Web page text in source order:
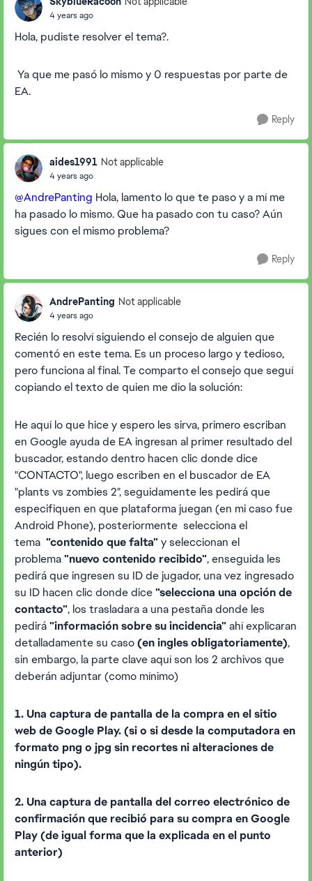
4 years ago
Hola, pudiste resolver el tema?.
Ya que me pasó lo mismo y 0 respuestas por parte de
EA.
Reply
aides1991 Not applicable
4 years ago
@AndrePanting Hola, lamento lo que te paso y a mí me
ha pasado lo mismo. Que ha pasado con tu caso? Aún
sigues con el mismo problema?
Reply
AndrePanting Not applicable
4 years ago
Recién lo resolví siguiendo el consejo de alguien que
comentó en este tema. Es un proceso largo y tedioso,
pero funciona al final. Te comparto el consejo que seguí
copiando el texto de quien me dio la solución:
He aquí lo que hice y espero les sirva, primero escriban
en Google ayuda de EA ingresan al primer resultado del
buscador, estando dentro hacen clic donde dice
"CONTACTO", luego escriben en el buscador de EA
"plants vs zombies 2", seguidamente les pedirá que
especifiquen en que plataforma juegan (en mi caso fue
Android Phone), posteriormente selecciona el
tema "contenido que falta"y seleccionan el
problema"nuevo contenido recibido", enseguida les
pedirá que ingresen su ID de jugador, una vez ingresado
su ID hacen clic donde dice"selecciona una opción de
contacto", los trasladara a una pestaña donde les
pedirá"información sobre su incidencia"ahí explicaran
detalladamente su caso(en ingles obligatoriamente),
sin embargo, la parte clave aquí son los 2 archivos que
deberán adjuntar (como mínimo)
1. Una captura de pantalla de la compra en el sitio
web de Google Play. (si o si desde la computadora en
formato png o jpg sin recortes ni alteraciones de
ningún tipo).
2. Una captura de pantalla del correo electrónico de
confirmación que recibió para su compra en Google
Play (de igual forma que la explicada en el punto
anterior)